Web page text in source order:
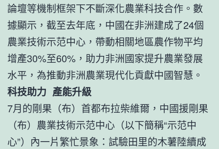
論壇等機制框架下不斷深化農業科技合作。數
據顯示，截至去年底，中國在非洲建成了24個
農業技術示范中心，帶動相關地區農作物平均
增產30%至60%，助力非洲國家提升農業發展
水平，為推動非洲農業現代化貢獻中國智慧。
科技助力 產能升級
7月的剛果（布）首都布拉柴維爾，中國援剛果
（布）農業技術示范中心（以下簡稱“示范中
心”）內一片繁忙景象：試驗田里的木薯陸續成